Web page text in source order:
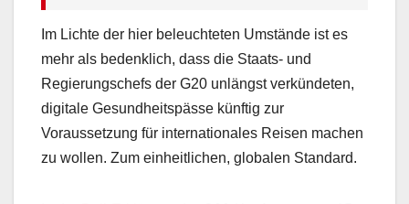
Im Lichte der hier beleuchteten Umstände ist es
mehr als bedenklich, dass die Staats- und
Regierungschefs der G20 unlängst verkündeten,
digitale Gesundheitspässe künftig zur
Voraussetzung für internationales Reisen machen
zu wollen. Zum einheitlichen, globalen Standard.